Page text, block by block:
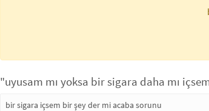
"uyusam mı yoksa bir sigara daha mı
bir sigara içsem bir şey der mi acaba sorunu